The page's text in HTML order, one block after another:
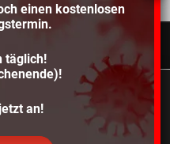
Nord, All Rights Reserved.
Team Nord
Datenschutz
einen kostenlosen
täglich!
an!
die bestmögliche
zu bieten.
erfahren, welche Cookies